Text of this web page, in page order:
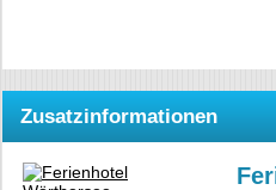
Zusatzinformationen